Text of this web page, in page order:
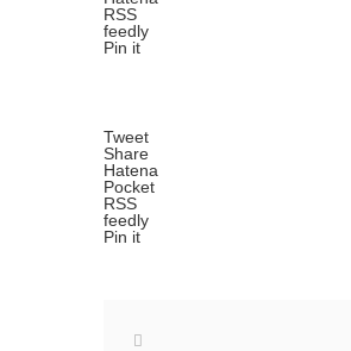
RSS
feedly
Pin it
Tweet
Share
Hatena
Pocket
RSS
feedly
Pin it